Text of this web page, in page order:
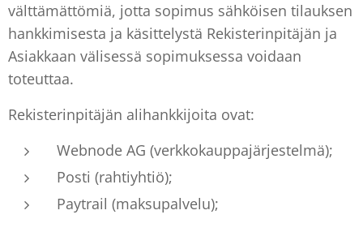
välttämättömiä, jotta sopimus sähköisen tilauksen
hankkimisesta ja käsittelystä Rekisterinpitäjän ja
Asiakkaan välisessä sopimuksessa voidaan
toteuttaa.
Rekisterinpitäjän alihankkijoita ovat:
Webnode AG (verkkokauppajärjestelmä);
Posti (rahtiyhtiö);
Paytrail (maksupalvelu);